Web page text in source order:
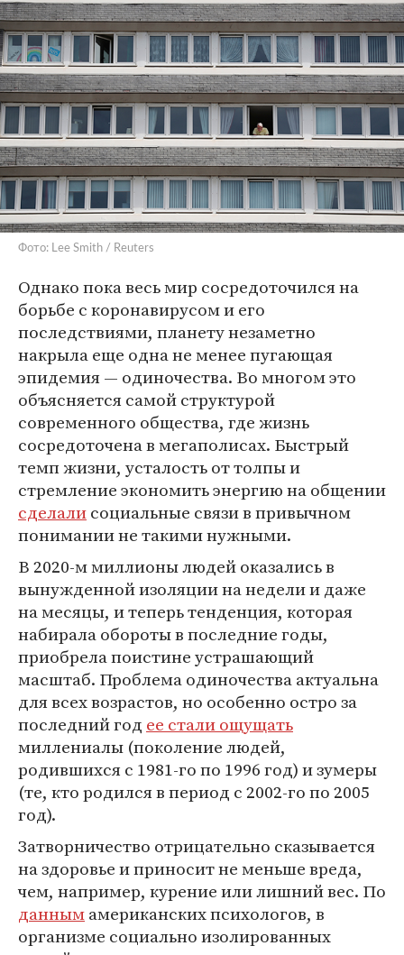
Фото: Lee Smith / Reuters
Однако пока весь мир сосредоточился на
борьбе с коронавирусом и его
последствиями, планету незаметно
накрыла еще одна не менее пугающая
эпидемия — одиночества. Во многом это
объясняется самой структурой
современного общества, где жизнь
сосредоточена в мегаполисах. Быстрый
темп жизни, усталость от толпы и
стремление экономить энергию на общении
сделалисоциальные связи в привычном
понимании не такими нужными.
В 2020-м миллионы людей оказались в
вынужденной изоляции на недели и даже
на месяцы, и теперь тенденция, которая
набирала обороты в последние годы,
приобрела поистине устрашающий
масштаб. Проблема одиночества актуальна
для всех возрастов, но особенно остро за
последний год ее стали ощущать
миллениалы (поколение людей,
родившихся с 1981-го по 1996 год) и зумеры
(те, кто родился в период с 2002-го по 2005
год).
Затворничество отрицательно сказывается
на здоровье и приносит не меньше вреда,
чем, например, курение или лишний вес. По
даннымамериканских психологов, в
организме социально изолированных